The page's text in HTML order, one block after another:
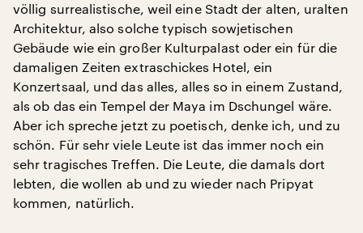
völlig surrealistische, weil eine Stadt der alten, uralten
Architektur, also solche typisch sowjetischen
Gebäude wie ein großer Kulturpalast oder ein für die
damaligen Zeiten extraschickes Hotel, ein
Konzertsaal, und das alles, alles so in einem Zustand,
als ob das ein Tempel der Maya im Dschungel wäre.
Aber ich spreche jetzt zu poetisch, denke ich, und zu
schön. Für sehr viele Leute ist das immer noch ein
sehr tragisches Treffen. Die Leute, die damals dort
lebten, die wollen ab und zu wieder nach Pripyat
kommen, natürlich.